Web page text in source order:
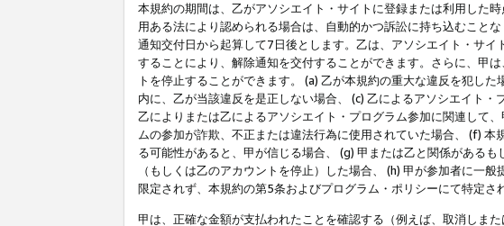
本規約の期間は、乙がアソシエイト・サイトに登録または利用した
用ある法により認められる場合は、自動的かつ訴訟に持ち込むこと
通知交付日から起算して7日後とします。乙は、アソシエイト・サ
することにより、解除通知を交付することができます。さらに、甲
トを停止することができます。 (a) 乙が本規約の重大な違反を犯し
内に、乙が当該違反を是正しない場合、 (c) 乙によるアソシエイト
乙によりまたは乙によるアソシエイト・プログラム参加に関連して
ムの参加が詐欺、不正または違法行為に使用されていた場合、 (f)
る可能性があると、甲が信じる場合、 (g) 甲または乙と関係がある
（もしくは乙のアカウントを停止）した場合、 (h) 甲が参加者に一
限定されず、本規約の第5条およびプログラム・ポリシーにて特定さ
甲は、正確な金額が支払われたことを確認する（例えば、取消しま